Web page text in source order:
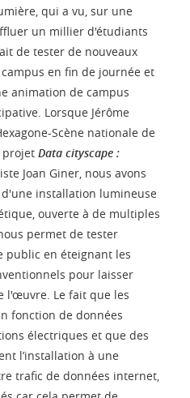
qui a vu, sur une
un millier d'étudiants
de tester de nouveaux
en fin de journée et
animation de campus
Lorsque Jérôme
Scène nationale de
projet Data cityscape :
Joan Giner, nous avons
installation lumineuse
ouverte à de multiples
permet de tester
public en éteignant les
pour laisser
l'œuvre. Le fait que les
fonction de données
électriques et que des
l’installation à une
trafic de données internet,